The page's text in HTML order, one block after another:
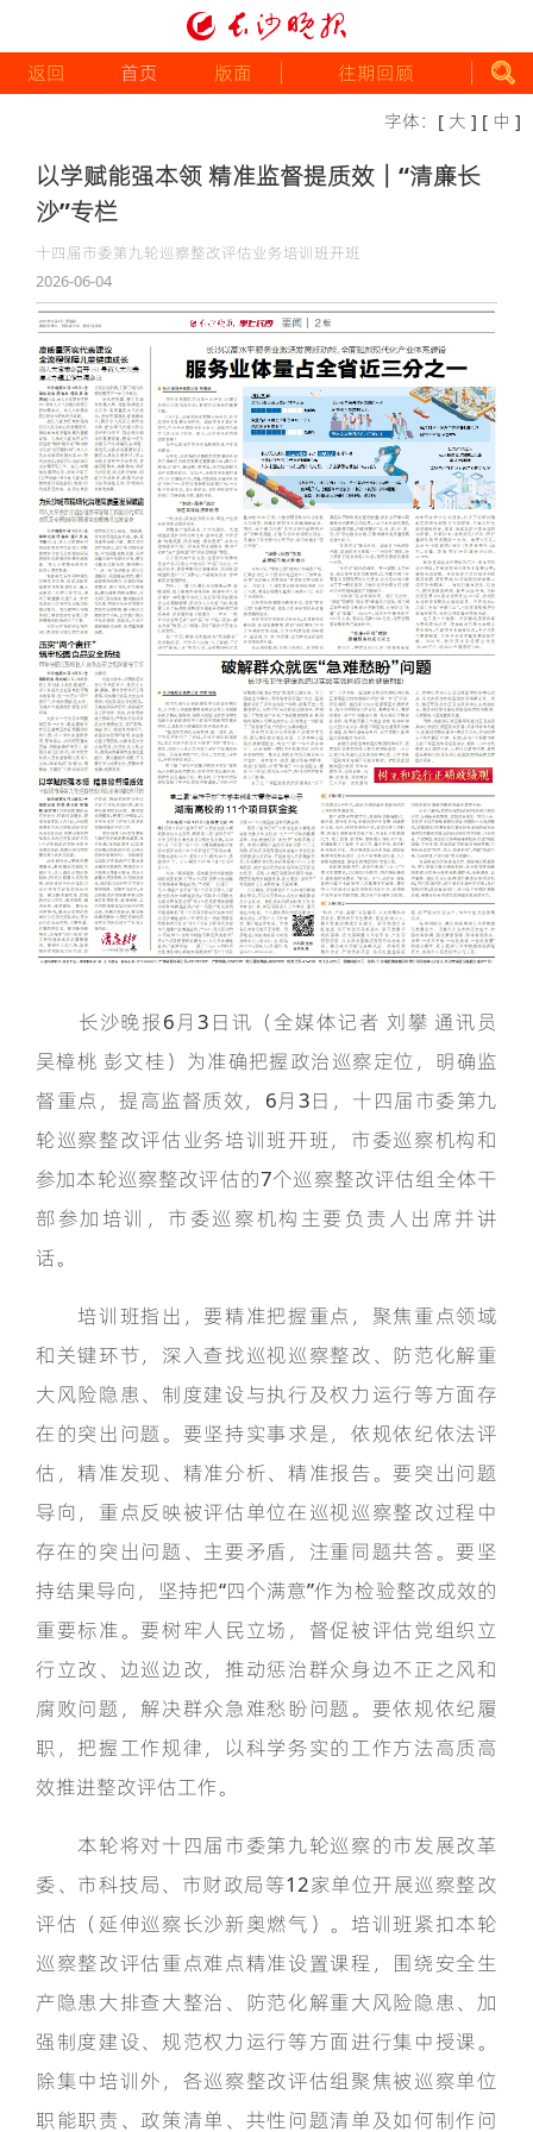
返回 首页 版面 往期回顾
字体： [ 大 ] [ 中 ]
以学赋能强本领 精准监督提质效｜“清廉长
沙”专栏
​十四届市委第九轮巡察整改评估业务培训班开班
2026-06-04
长沙晚报6月3日讯（全媒体记者 刘攀 通讯员
吴樟桃 彭文桂）为准确把握政治巡察定位，明确监
督重点，提高监督质效，6月3日，十四届市委第九
轮巡察整改评估业务培训班开班，市委巡察机构和
参加本轮巡察整改评估的7个巡察整改评估组全体干
部参加培训，市委巡察机构主要负责人出席并讲
话。
培训班指出，要精准把握重点，聚焦重点领域
和关键环节，深入查找巡视巡察整改、防范化解重
大风险隐患、制度建设与执行及权力运行等方面存
在的突出问题。要坚持实事求是，依规依纪依法评
估，精准发现、精准分析、精准报告。要突出问题
导向，重点反映被评估单位在巡视巡察整改过程中
存在的突出问题、主要矛盾，注重同题共答。要坚
持结果导向，坚持把“四个满意”作为检验整改成效的
重要标准。要树牢人民立场，督促被评估党组织立
行立改、边巡边改，推动惩治群众身边不正之风和
腐败问题，解决群众急难愁盼问题。要依规依纪履
职，把握工作规律，以科学务实的工作方法高质高
效推进整改评估工作。
本轮将对十四届市委第九轮巡察的市发展改革
委、市科技局、市财政局等12家单位开展巡察整改
评估（延伸巡察长沙新奥燃气）。培训班紧扣本轮
巡察整改评估重点难点精准设置课程，围绕安全生
产隐患大排查大整治、防范化解重大风险隐患、加
强制度建设、规范权力运行等方面进行集中授课。
除集中培训外，各巡察整改评估组聚焦被巡察单位
职能职责、政策清单、共性问题清单及如何制作问